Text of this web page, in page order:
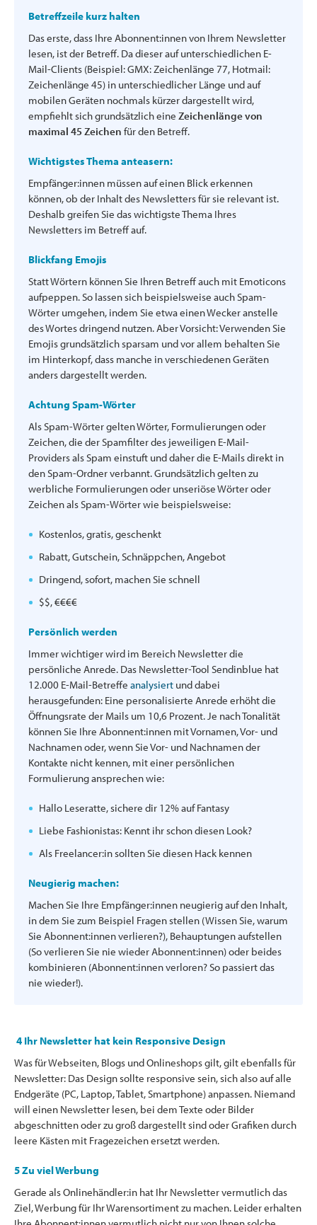
Betreffzeile kurz halten
Das erste, dass Ihre Abonnent:innen von Ihrem Newsletter
lesen, ist der Betreff. Da dieser auf unterschiedlichen E-
Mail-Clients (Beispiel: GMX: Zeichenlänge 77, Hotmail:
Zeichenlänge 45) in unterschiedlicher Länge und auf
mobilen Geräten nochmals kürzer dargestellt wird,
empfiehlt sich grundsätzlich eine Zeichenlänge von
maximal 45 Zeichen für den Betreff.
Wichtigstes Thema anteasern:
Empfänger:innen müssen auf einen Blick erkennen
können, ob der Inhalt des Newsletters für sie relevant ist.
Deshalb greifen Sie das wichtigste Thema Ihres
Newsletters im Betreff auf.
Blickfang Emojis
Statt Wörtern können Sie Ihren Betreff auch mit Emoticons
aufpeppen. So lassen sich beispielsweise auch Spam-
Wörter umgehen, indem Sie etwa einen Wecker anstelle
des Wortes dringend nutzen. Aber Vorsicht: Verwenden Sie
Emojis grundsätzlich sparsam und vor allem behalten Sie
im Hinterkopf, dass manche in verschiedenen Geräten
anders dargestellt werden.
Achtung Spam-Wörter
Als Spam-Wörter gelten Wörter, Formulierungen oder
Zeichen, die der Spamfilter des jeweiligen E-Mail-
Providers als Spam einstuft und daher die E-Mails direkt in
den Spam-Ordner verbannt. Grundsätzlich gelten zu
werbliche Formulierungen oder unseriöse Wörter oder
Zeichen als Spam-Wörter wie beispielsweise:
Kostenlos, gratis, geschenkt
Rabatt, Gutschein, Schnäppchen, Angebot
Dringend, sofort, machen Sie schnell
$$, €€€€
Persönlich werden
Immer wichtiger wird im Bereich Newsletter die
persönliche Anrede. Das Newsletter-Tool Sendinblue hat
12.000 E-Mail-Betreffe analysiert und dabei
herausgefunden: Eine personalisierte Anrede erhöht die
Öffnungsrate der Mails um 10,6 Prozent. Je nach Tonalität
können Sie Ihre Abonnent:innen mit Vornamen, Vor- und
Nachnamen oder, wenn Sie Vor- und Nachnamen der
Kontakte nicht kennen, mit einer persönlichen
Formulierung ansprechen wie:
Hallo Leseratte, sichere dir 12% auf Fantasy
Liebe Fashionistas: Kennt ihr schon diesen Look?
Als Freelancer:in sollten Sie diesen Hack kennen
Neugierig machen:
Machen Sie Ihre Empfänger:innen neugierig auf den Inhalt,
in dem Sie zum Beispiel Fragen stellen (Wissen Sie, warum
Sie Abonnent:innen verlieren?), Behauptungen aufstellen
(So verlieren Sie nie wieder Abonnent:innen) oder beides
kombinieren (Abonnent:innen verloren? So passiert das
nie wieder!).
4 Ihr Newsletter hat kein Responsive Design
Was für Webseiten, Blogs und Onlineshops gilt, gilt ebenfalls für
Newsletter: Das Design sollte responsive sein, sich also auf alle
Endgeräte (PC, Laptop, Tablet, Smartphone) anpassen. Niemand
will einen Newsletter lesen, bei dem Texte oder Bilder
abgeschnitten oder zu groß dargestellt sind oder Grafiken durch
leere Kästen mit Fragezeichen ersetzt werden.
5 Zu viel Werbung
Gerade als Onlinehändler:in hat Ihr Newsletter vermutlich das
Ziel, Werbung für Ihr Warensortiment zu machen. Leider erhalten